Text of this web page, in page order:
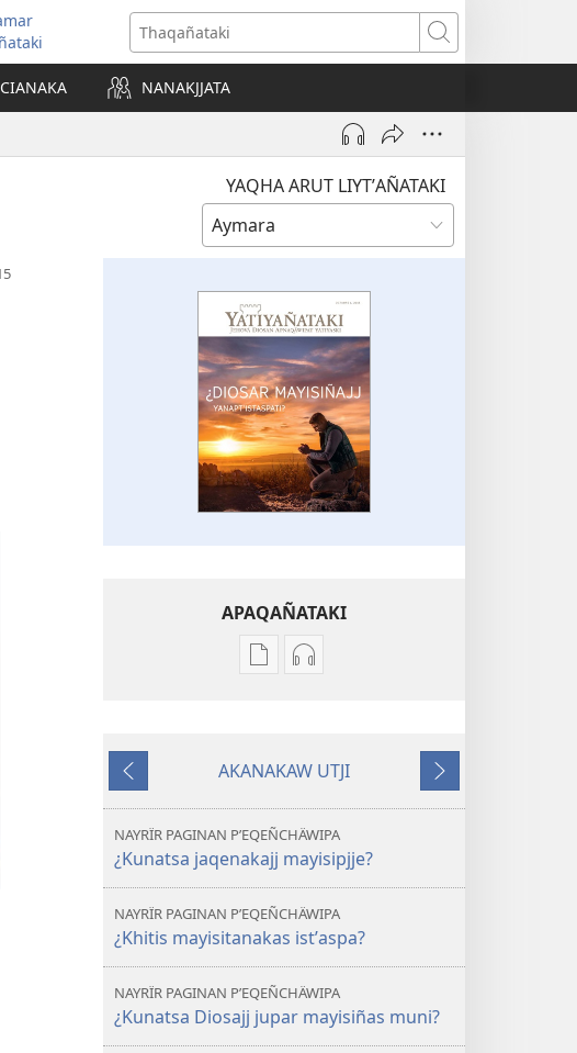
(opens
new
window)
Thaqañataki
NANAKJJATA
YAQHA ARUT LIYTʼAÑATAKI
APAQAÑATAKI
Aka
YATIYAÑATAKI
mayisiñajj
yanaptʼistaspati?
Aka
YATIYAÑATAKI
mayisiñajj
yanaptʼistaspati?
Kuttʼañataki
AKANAKAW UTJI
Pasañataki
NAYRÏR PAGINAN PʼEQEÑCHÄWIPA
¿Kunatsa jaqenakajj mayisipjje?
NAYRÏR PAGINAN PʼEQEÑCHÄWIPA
¿Khitis mayisitanakas istʼaspa?
NAYRÏR PAGINAN PʼEQEÑCHÄWIPA
¿Kunatsa Diosajj jupar mayisiñas muni?